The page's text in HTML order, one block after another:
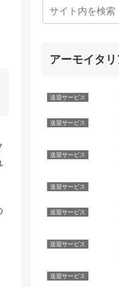
アーモイタ
送迎サービス
送迎サービス
送迎サービス
送迎サービス
送迎サービス
送迎サービス
送迎サービス